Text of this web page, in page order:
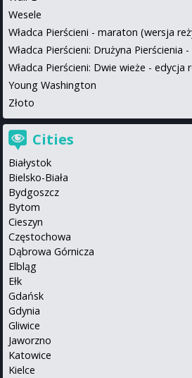
Wesele
Władca Pierścieni - maraton (wersja
Władca Pierścieni: Drużyna Pierścienia
Władca Pierścieni: Dwie wieże - edycja
Young Washington
Złoto
Cities
Białystok
Bielsko-Biała
Bydgoszcz
Bytom
Cieszyn
Częstochowa
Dąbrowa Górnicza
Elbląg
Ełk
Gdańsk
Gdynia
Gliwice
Jaworzno
Katowice
Kielce